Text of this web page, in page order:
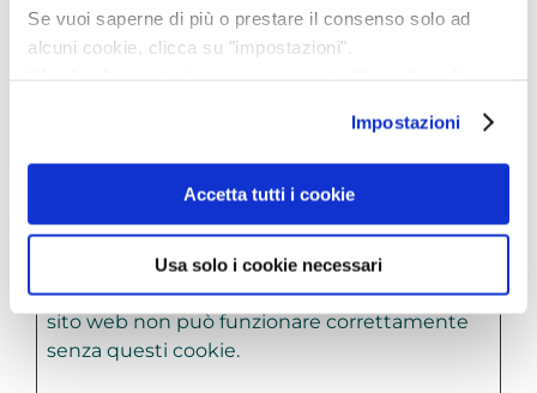
Se vuoi saperne di più o prestare il consenso solo ad
alcuni cookie, clicca su "impostazioni".
Privacy policy
Impostazioni
Accetta tutti i cookie
Usa solo i cookie necessari
Dichiarazione Cookie aggiornata l'ultima volta il
I cookie necessari aiutano a contribuire a
rendere fruibile un sito web abilitando le
funzioni di base come la navigazione della
pagina e l'accesso alle aree protette del sito. Il
sito web non può funzionare correttamente
senza questi cookie.